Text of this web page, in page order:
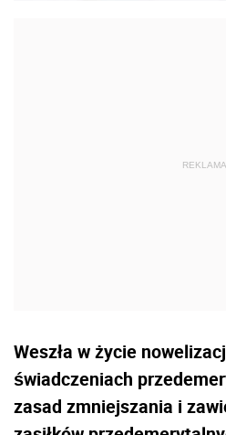
Weszła w życie
świadczeniach
zasad zmniejszania i